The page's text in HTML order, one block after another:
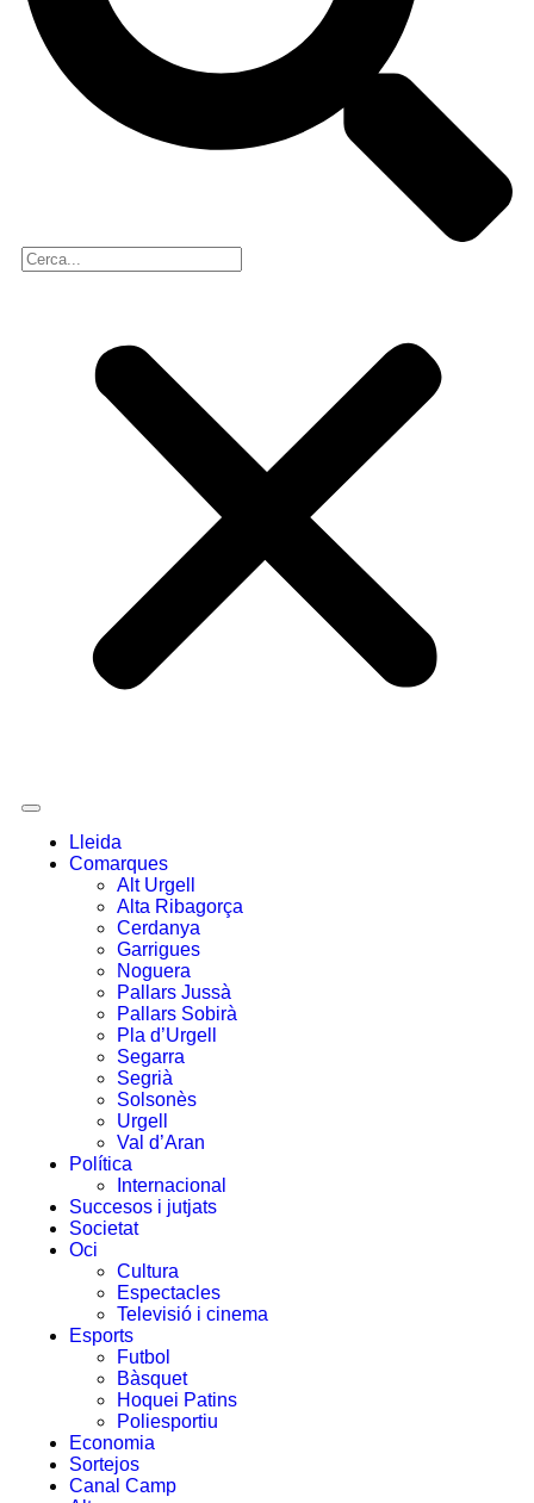
Lleida
Comarques
Alt Urgell
Alta Ribagorça
Cerdanya
Garrigues
Noguera
Pallars Jussà
Pallars Sobirà
Pla d’Urgell
Segarra
Segrià
Solsonès
Urgell
Val d’Aran
Política
Internacional
Succesos i jutjats
Societat
Oci
Cultura
Espectacles
Televisió i cinema
Esports
Futbol
Bàsquet
Hoquei Patins
Poliesportiu
Economia
Sortejos
Canal Camp